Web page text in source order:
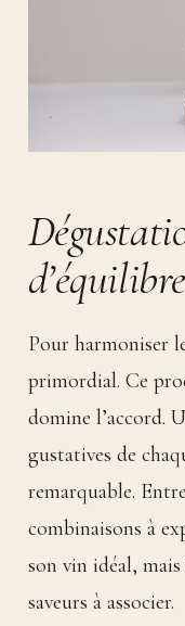
d’équilibre
Pour harmoniser
primordial. Ce
domine l’accord.
gustatives de
remarquable.
combinaisons à
son vin idéal, mais
saveurs à associer.